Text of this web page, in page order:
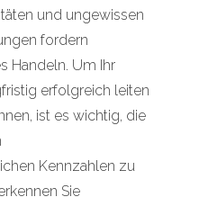
und ungewissen
fordern
Handeln. Um Ihr
erfolgreich leiten
ist es wichtig, die
Kennzahlen zu
Sie